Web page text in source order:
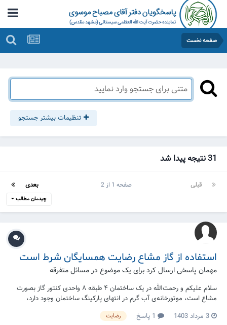
صفحه نخست
تنظیمات بیشتر جستجو
31 نتیجه پیدا شد
قبلی بعدی صفحه 1 از 2
چیدمان مطالب
استفاده از گاز مشاع رضایت همسایگان شرط است
مهمان پاسخی ارسال کرد برای یک موضوع در مسائل متفرقه
سلام علیکم و رحمت‌الله در یک ساختمان ۴ طبقه ۸ واحدی کنتور گاز بصورت
مشاع است، موتورخانه‌ی آب گرم در انتهای پارکینگ ساختمان وجود دارد،
حیاط‌خلوت واحد ما، روی موتورخانه قراردارد، خانواده برای کشیدن لوله‌ی گاز از
کف حیاط‌خلوت و سقف موتورخانه تدارکاتی می‌بینند. سوال : برای استفاده از
3 مرداد 1403 رضایت